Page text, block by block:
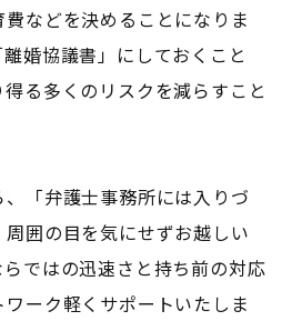
などを決めることになりま
婚協議書」にしておくこと
る多くのリスクを減らすこと
「弁護士事務所には入りづ
囲の目を気にせずお越しい
ではの迅速さと持ち前の対応
ーク軽くサポートいたしま